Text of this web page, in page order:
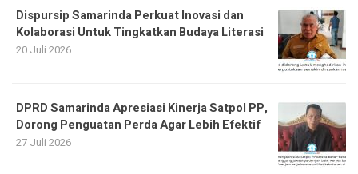
Dispursip Samarinda Perkuat Inovasi dan
Kolaborasi Untuk Tingkatkan Budaya Literasi
20 Juli 2026
DPRD Samarinda Apresiasi Kinerja Satpol PP,
Dorong Penguatan Perda Agar Lebih Efektif
27 Juli 2026